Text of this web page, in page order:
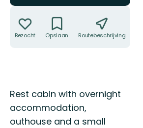
Bezocht Opslaan Routebeschrijving
Omschrijving
Rest cabin with overnight
accommodation,
outhouse and a small